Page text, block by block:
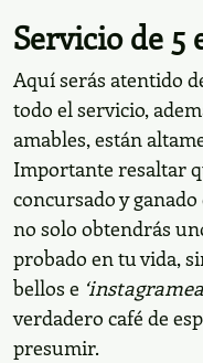
Servicio de 5
Aquí serás atentido
todo el servicio,
amables, están
Importante resaltar
concursado y
no solo obtendrás
probado en tu vida,
bellos e
verdadero café de
presumir.